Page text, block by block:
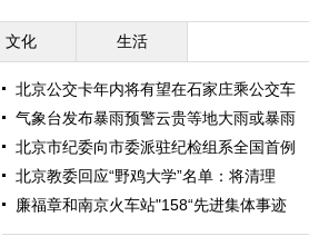
文化 生活
北京公交卡年内将有望在石家庄乘公交车
气象台发布暴雨预警云贵等地大雨或暴雨
北京市纪委向市委派驻纪检组系全国首例
北京教委回应“野鸡大学”名单：将清理
廉福章和南京火车站"158“先进集体事迹